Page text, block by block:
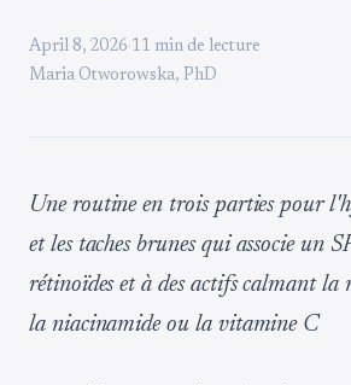
April 8, 2026· 11 min de lecture
Maria Otworowska, PhD
Une routine en trois parties pour
et les taches brunes qui associe un
rétinoïdes et à des actifs calmant la
la niacinamide ou la vitamine C